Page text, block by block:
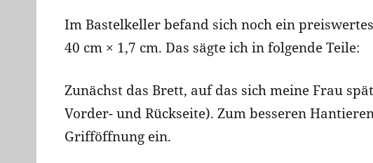
Im Bastelkeller befand sich noch ein
40 cm × 1,7 cm. Das sägte ich in folgende Teile:
Zunächst das Brett, auf das sich meine Frau
Vorder- und Rückseite). Zum besseren
Grifföffnung ein.